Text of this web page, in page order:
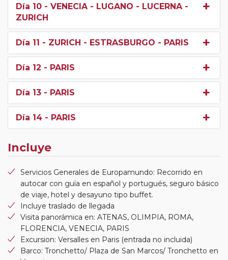
Día 10 - VENECIA - LUGANO - LUCERNA -
ZURICH
Día 11 - ZURICH - ESTRASBURGO - PARIS
Día 12 - PARIS
Día 13 - PARIS
Día 14 - PARIS
Incluye
Servicios Generales de Europamundo: Recorrido en
autocar con guía en español y portugués, seguro básico
de viaje, hotel y desayuno tipo buffet.
Incluye traslado de llegada
Visita panorámica en: ATENAS, OLIMPIA, ROMA,
FLORENCIA, VENECIA, PARIS
Excursion: Versalles en Paris (entrada no incluida)
Barco: Tronchetto/ Plaza de San Marcos/ Tronchetto en